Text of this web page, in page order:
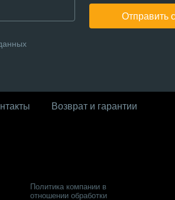
Отправить
Возврат и гарантии
Политика компании в
отношении обработки